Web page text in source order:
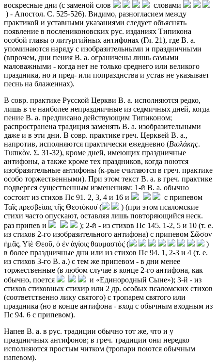
воскресные дни (с заменой слов
словами
) - Апостол. С. 525-526). Видимо, разногласием между
практикой и уставными указаниями следует объяснять
появление в послениконовских рус. изданиях Типикона
особой главы о литургийных антифонах (Гл. 21), где В. а.
упоминаются наряду с изобразительными и праздничными
(впрочем, дни пения В. а. ограничены лишь самыми
маловажными - когда нет не только среднего или великого
праздника, но и пред- или попразднства и устав не указывает
песнь на блаженнах).
В совр. практике Русской Церкви В. а. исполняются редко,
лишь в те наиболее непраздничные из седмичных дней, когда
пение В. а. предписано действующим Типиконом;
распространена традиция заменять В. а. изобразительными
даже и в эти дни. В совр. практике греч. Церквей В. а.,
напротив, исполняются практически ежедневно (Βιολάκης.
Τυπικὸν. Σ. 31-32), кроме дней, имеющих праздничные
антифоны, а также кроме тех праздников, когда поются
изобразительные антифоны (к-рые считаются в греч. практике
особо торжественными). При этом текст В. а. в греч. практике
подвергся существенным изменениям: 1-й В. а. обычно
состоит из стихов Пс 91. 2, 3, 4 и 16 и
с припевом
Ταῖς πρεσβείαις τῆς Θεοτόκου̇ (
) (при этом псаломские
стихи часто опускают, оставляя лишь повторяющийся неск.
раз припев и
); 2-й - из стихов Пс 145. 1-2, 5 и 10 (т. е.
из стихов 2-го изобразительного антифона) с припевом Σῶσον
ἠμᾶς, Υἱὲ Θεοῦ, ὁ ἐν ἁγίοις θαυμαστός̇ (
)
в более праздничные дни или из стихов Пс 94. 1, 2-3 и 4 (т. е.
из стихов 3-го В. а.) с тем же припевом - в дни менее
торжественные (в любом случае в конце 2-го антифона, как
обычно, поется
и «Единородный Сыне»); 3-й - из
стихов стиховных стихир или 2 др. особых псаломских стихов
(соответственно лику святого) с тропарем святого или
праздника (но в конце антифона - вход с обычным входным из
Пс 94. 6 с припевом).
Напев В. а. в рус. традиции обычно тот же, что и у
праздничных антифонов; в греч. традиции они нередко
исполняются простым читком (тропари поются обычным
напевом).